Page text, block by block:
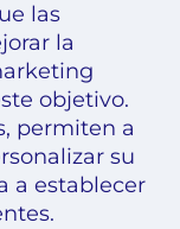
las
la
objetivo.
permiten a
su
a establecer